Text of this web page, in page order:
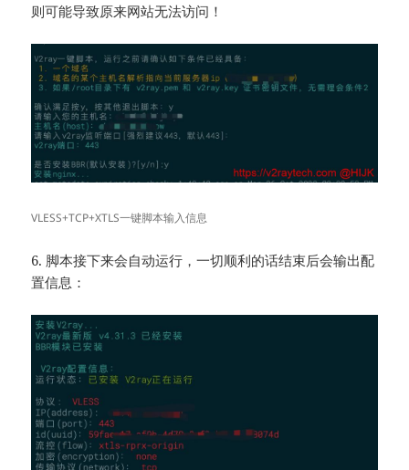
则可能导致原来网站无法访问！
VLESS+TCP+XTLS一键脚本输入信息
6. 脚本接下来会自动运行，一切顺利的话结束后会输出配
置信息：